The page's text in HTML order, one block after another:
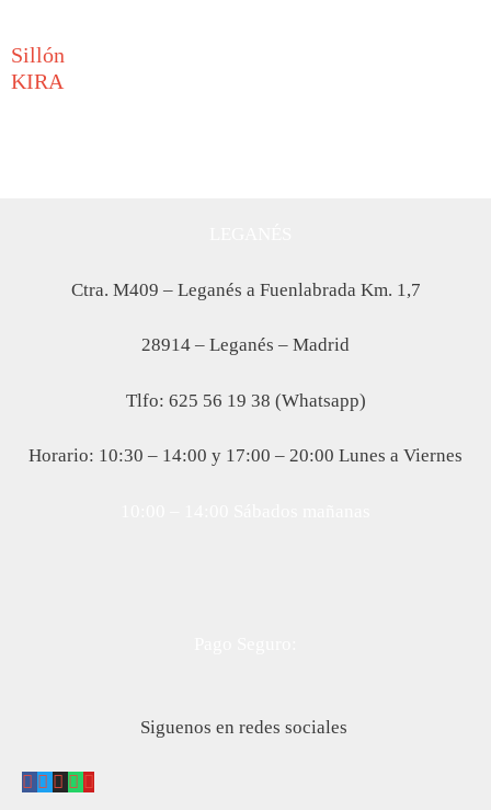
Sillón
KIRA
Ctra. M409 – Leganés a Fuenlabrada Km. 1,7
28914 – Leganés – Madrid
Tlfo: 625 56 19 38 (Whatsapp)
Horario: 10:30 – 14:00 y 17:00 – 20:00 Lunes a Viernes
Siguenos en redes sociales